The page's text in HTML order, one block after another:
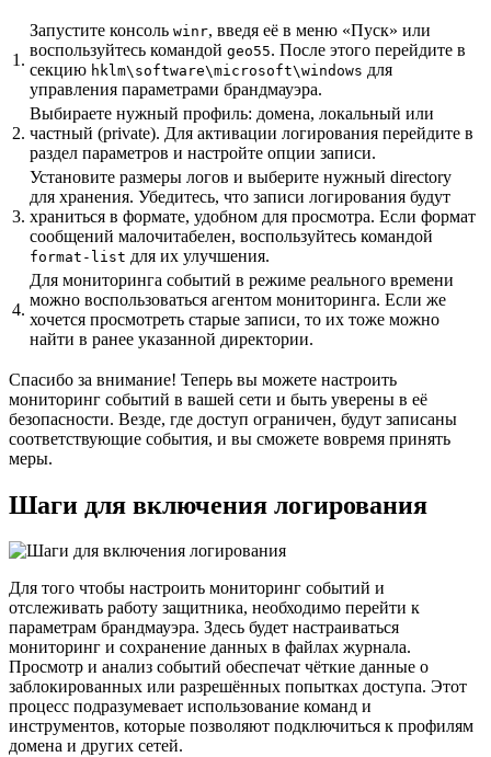
1.
Запустите консоль winr, введя её в меню «Пуск» или
воспользуйтесь командой geo55. После этого перейдите в
секцию hklm\software\microsoft\windows для
управления параметрами брандмауэра.
2.
Выбираете нужный профиль: домена, локальный или
частный (private). Для активации логирования перейдите в
раздел параметров и настройте опции записи.
3.
Установите размеры логов и выберите нужный directory
для хранения. Убедитесь, что записи логирования будут
храниться в формате, удобном для просмотра. Если формат
сообщений малочитабелен, воспользуйтесь командой
format-list для их улучшения.
4.
Для мониторинга событий в режиме реального времени
можно воспользоваться агентом мониторинга. Если же
хочется просмотреть старые записи, то их тоже можно
найти в ранее указанной директории.
Спасибо за внимание! Теперь вы можете настроить
мониторинг событий в вашей сети и быть уверены в её
безопасности. Везде, где доступ ограничен, будут записаны
соответствующие события, и вы сможете вовремя принять
меры.
Шаги для включения логирования
Для того чтобы настроить мониторинг событий и
отслеживать работу защитника, необходимо перейти к
параметрам брандмауэра. Здесь будет настраиваться
мониторинг и сохранение данных в файлах журнала.
Просмотр и анализ событий обеспечат чёткие данные о
заблокированных или разрешённых попытках доступа. Этот
процесс подразумевает использование команд и
инструментов, которые позволяют подключиться к профилям
домена и других сетей.